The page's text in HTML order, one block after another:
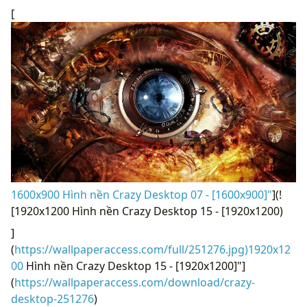
[
1600x900 Hình nền Crazy Desktop 07 - [1600x900]"](!
[1920x1200 Hình nền Crazy Desktop 15 - [1920x1200)
]
(https://wallpaperaccess.com/full/251276.jpg)1920x12
00 Hình nền Crazy Desktop 15 - [1920x1200]"]
(https://wallpaperaccess.com/download/crazy-
desktop-251276)